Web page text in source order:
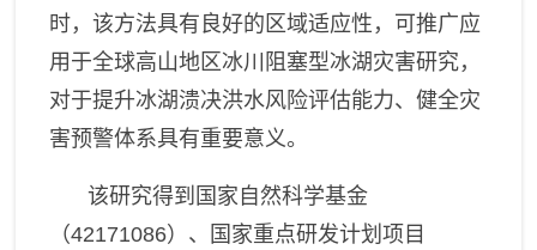
时，该方法具有良好的区域适应性，可推广应
用于全球高山地区冰川阻塞型冰湖灾害研究，
对于提升冰湖溃决洪水风险评估能力、健全灾
害预警体系具有重要意义。
该研究得到国家自然科学基金
（42171086）、国家重点研发计划项目